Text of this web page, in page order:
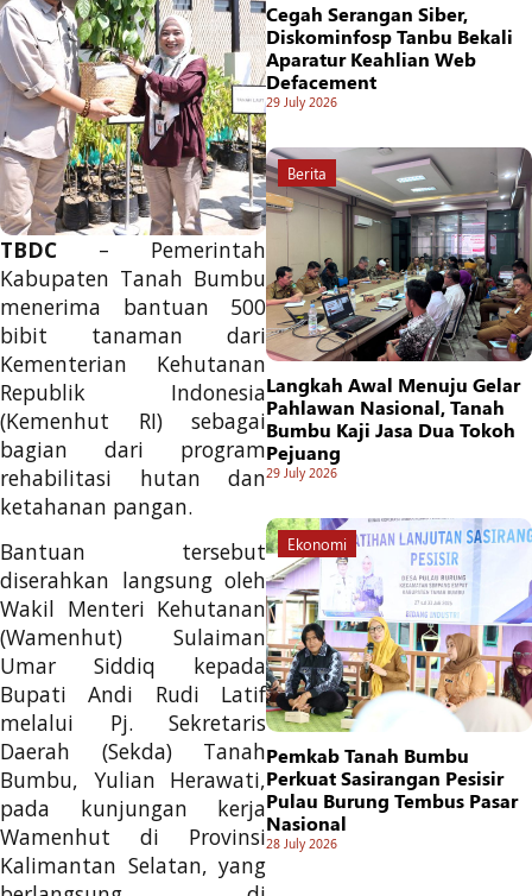
TBDC – Pemerintah
Kabupaten Tanah Bumbu
menerima bantuan 500
bibit tanaman dari
Kementerian Kehutanan
Republik Indonesia
(Kemenhut RI) sebagai
bagian dari program
rehabilitasi hutan dan
ketahanan pangan.
Bantuan tersebut
diserahkan langsung oleh
Wakil Menteri Kehutanan
(Wamenhut) Sulaiman
Umar Siddiq kepada
Bupati Andi Rudi Latif
melalui Pj. Sekretaris
Daerah (Sekda) Tanah
Bumbu, Yulian Herawati,
pada kunjungan kerja
Wamenhut di Provinsi
Kalimantan Selatan, yang
Cegah Serangan Siber,
Diskominfosp Tanbu Bekali
Aparatur Keahlian Web
Defacement
29 July 2026
Berita
Langkah Awal Menuju Gelar
Pahlawan Nasional, Tanah
Bumbu Kaji Jasa Dua Tokoh
Pejuang
29 July 2026
Ekonomi
Pemkab Tanah Bumbu
Perkuat Sasirangan Pesisir
Pulau Burung Tembus Pasar
Nasional
28 July 2026